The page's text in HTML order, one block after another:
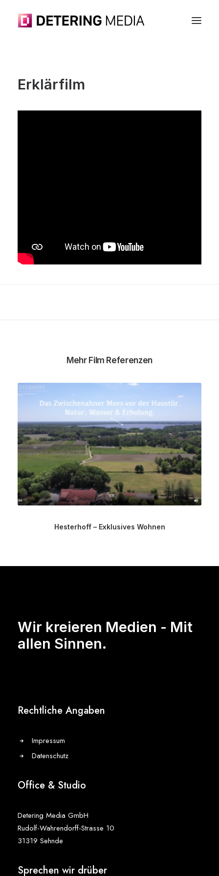
Erklärfilm
Mehr Film Referenzen
Hesterhoff – Exklusives Wohnen
Wir kreieren Medien - Mit
allen Sinnen.
Rechtliche Angaben
Impressum
Datenschutz
Office & Studio
Detering Media GmbH
Rudolf-Wahrendorff-Strasse 10
31319 Sehnde
Sprechen wir drüber